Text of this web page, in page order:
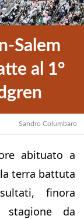
Salem
al 1°
Sandro Columbaro
abituato a
terra battuta
finora
stagione da